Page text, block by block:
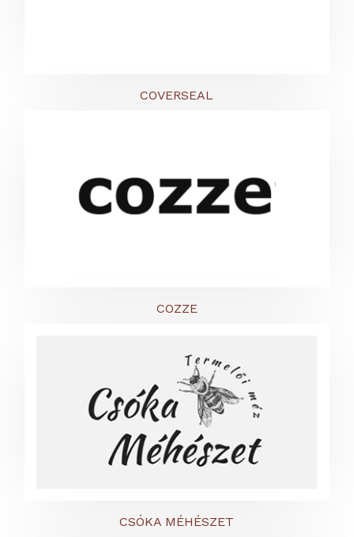
COVERSEAL
COZZE
CSÓKA MÉHÉSZET